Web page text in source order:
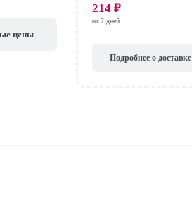
цены
214 ₽
от 2 дней
Подробнее о доставке